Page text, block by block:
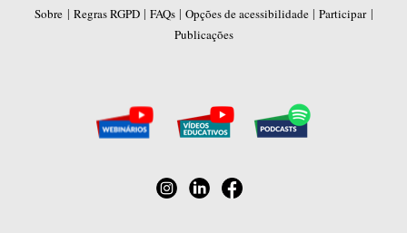
Sobre | Regras RGPD| FAQs| Opções de acessibilidade| Participar|
Publicações